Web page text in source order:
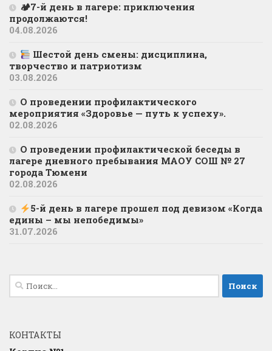
🏕7-й день в лагере: приключения
продолжаются!
04.08.2026
Шестой день смены: дисциплина,
творчество и патриотизм
03.08.2026
О проведении профилактического
мероприятия «Здоровье — путь к успеху».
02.08.2026
О проведении профилактической беседы в
лагере дневного пребывания МАОУ СОШ № 27
города Тюмени
02.08.2026
5-й день в лагере прошел под девизом «Когда
едины – мы непобедимы»
31.07.2026
Найти:
КОНТАКТЫ